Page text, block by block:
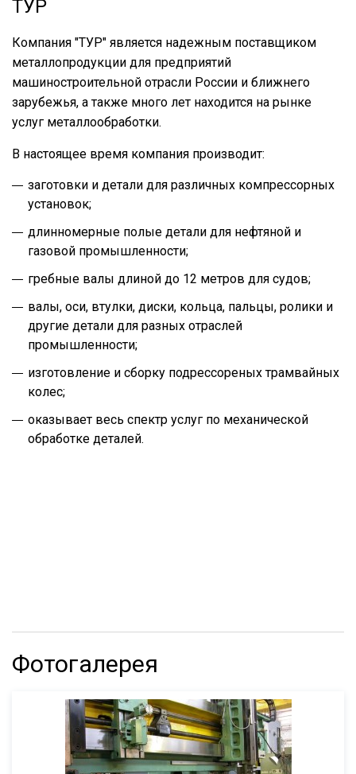
ТУР
Компания "ТУР" является надежным поставщиком
металлопродукции для предприятий
машиностроительной отрасли России и ближнего
зарубежья, а также много лет находится на рынке
услуг металлообработки.
В настоящее время компания производит:
заготовки и детали для различных компрессорных
установок;
длинномерные полые детали для нефтяной и
газовой промышленности;
гребные валы длиной до 12 метров для судов;
валы, оси, втулки, диски, кольца, пальцы, ролики и
другие детали для разных отраслей
промышленности;
изготовление и сборку подрессореных трамвайных
колес;
оказывает весь спектр услуг по механической
обработке деталей.
Фотогалерея